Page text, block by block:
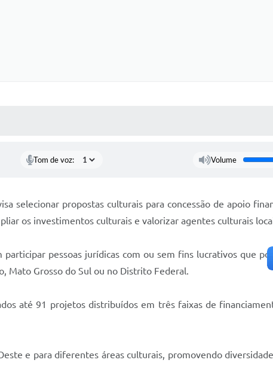
Tom de voz: Volume
selecionar propostas culturais para concessão de apoio
os investimentos culturais e valorizar agentes culturais
pessoas jurídicas com ou sem fins lucrativos que
Mato Grosso do Sul ou no Distrito Federal.
até 91 projetos distribuídos em três faixas de
e para diferentes áreas culturais, promovendo